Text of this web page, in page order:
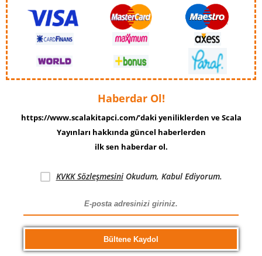
Haberdar Ol!
https://www.scalakitapci.com/’daki yeniliklerden ve Scala
Yayınları hakkında güncel haberlerden
ilk sen haberdar ol.
KVKK SözleşmesiniOkudum, Kabul Ediyorum.